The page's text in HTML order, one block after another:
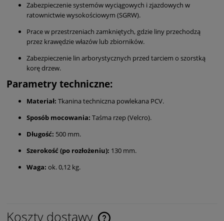
Zabezpieczenie systemów wyciągowych i zjazdowych w
ratownictwie wysokościowym (SGRW).
Prace w przestrzeniach zamkniętych, gdzie liny przechodzą
przez krawędzie włazów lub zbiorników.
Zabezpieczenie lin arborystycznych przed tarciem o szorstką
korę drzew.
Parametry techniczne:
Materiał: Tkanina techniczna powlekana PCV.
Sposób mocowania: Taśma rzep (Velcro).
Długość: 500 mm.
Szerokość (po rozłożeniu): 130 mm.
Waga: ok. 0,12 kg.
Koszty dostawy